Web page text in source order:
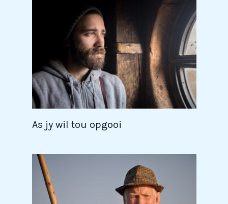
As jy wil tou opgooi